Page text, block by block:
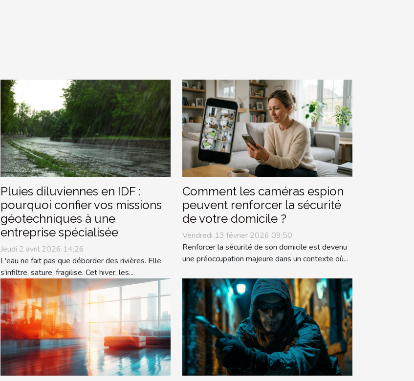
Pluies diluviennes en IDF :
pourquoi confier vos missions
géotechniques à une
entreprise spécialisée
Jeudi 2 avril 2026 14:26
L'eau ne fait pas que déborder des rivières. Elle
s'infiltre, sature, fragilise. Cet hiver, les...
Comment les caméras espion
peuvent renforcer la sécurité
de votre domicile ?
Vendredi 13 février 2026 09:50
Renforcer la sécurité de son domicile est devenu
une préoccupation majeure dans un contexte où...